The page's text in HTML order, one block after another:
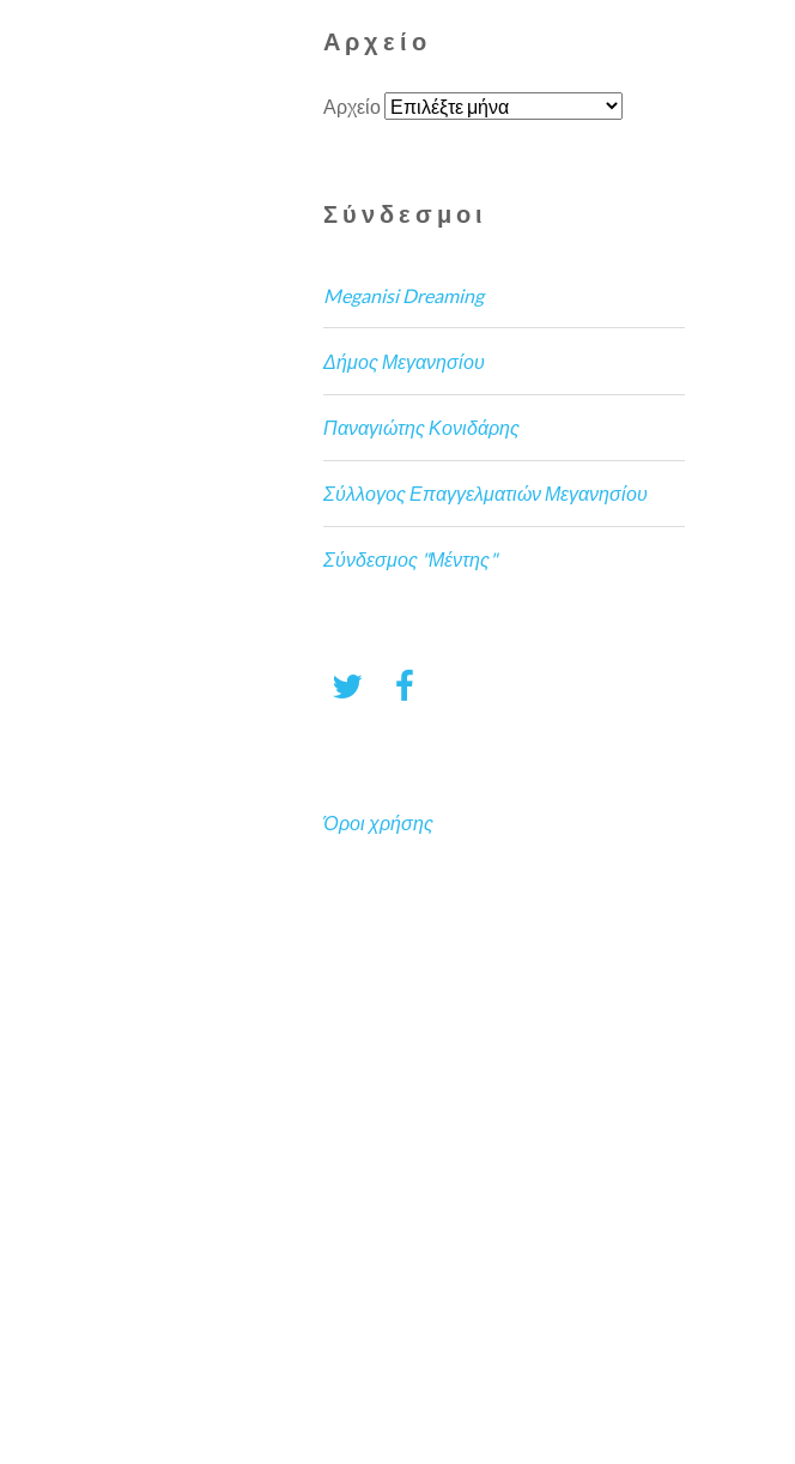
Αρχείο
Αρχείο
Σύνδεσμοι
Meganisi Dreaming
Δήμος Μεγανησίου
Παναγιώτης Κονιδάρης
Σύλλογος Επαγγελματιών Μεγανησίου
Σύνδεσμος "Μέντης"
Όροι χρήσης